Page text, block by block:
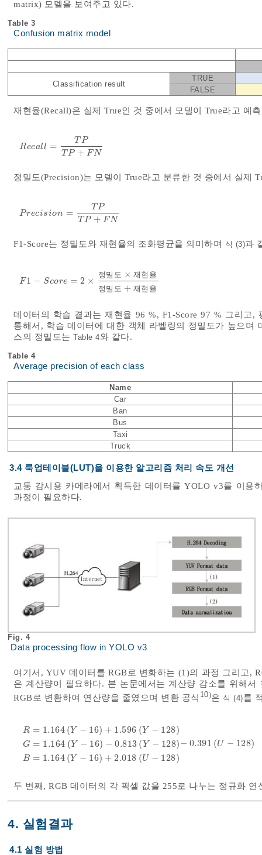
matrix) 모델을 보여주고 있다.
Table 3
Confusion matrix model
Classification result
TRUE
FALSE
재현율(Recall)은 실제 True인 것 중에서 모델이 True라고 예
Recall =
TP
TP + FN
Rec al =TPTP+F
정밀도(Precision)는 모델이 True라고 분류한 것 중에서 실제
Precision =
TP
T P + F N
Precis on =TPTP+F
F1-Score는 정밀도와 재현율의 조화평균을 의미하며 식 (3)과
F 1 − Score = 2 ×
정 밀 도 × 재 현 율
정 밀 도 + 재 현 율
F1 -S core=2×정밀도×재현율정밀도
데이터의 학습 결과는 재현율 96 %, F1-Score 97 % 그리고
통해서, 학습 데이터에 대한 객체 라벨링의 정밀도가 높으
스의 정밀도는 Table 4와 같다.
Table 4
Average precision of each class
Name
Car
Ban
Bus
Taxi
Truck
3.4 룩업테이블(LUT)을 이용한 알고리즘 처리 속도 개선
교통 감시용 카메라에서 획득한 데이터를 YOLO v3를 이용
과정이 필요하다.
Fig. 4
Data processing flow in YOLO v3
여기서, YUV 데이터를 RGB로 변화하는 (1)의 과정 그리고,
은 계산량이 필요하다. 본 논문에서는 계산량 감소를 위해
RGB로 변환하여 연산량을 줄였으며 변환 공식 10)은 식 (4)를
R = 1.164 (Y − 16) + 1.596 (Y − 128)
G = 1.164 (Y − 16) − 0.813 ( Y − 128)
B = 1.164 (Y − 16) + 2.018 (U − 128)
− 0.391 (U − 128)
R= 1.164Y- 16+1.596Y -128G=1.164Y-16-0.813Y -128B=
두 번째, RGB 데이터의 각 픽셀 값을 255로 나누는 정규화
4. 실험결과
4.1 실험 방법